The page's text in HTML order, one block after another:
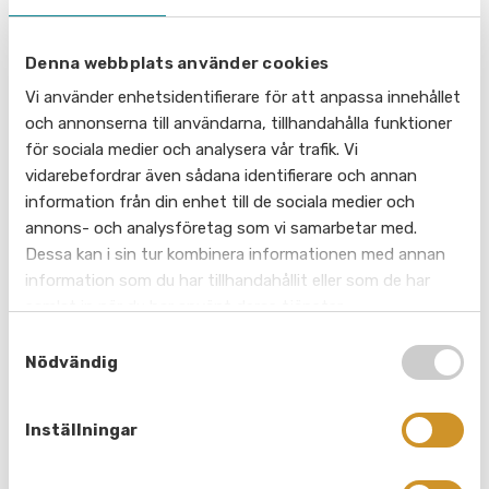
Denna webbplats använder cookies
Vi använder enhetsidentifierare för att anpassa innehållet
och annonserna till användarna, tillhandahålla funktioner
för sociala medier och analysera vår trafik. Vi
vidarebefordrar även sådana identifierare och annan
information från din enhet till de sociala medier och
annons- och analysföretag som vi samarbetar med.
Dessa kan i sin tur kombinera informationen med annan
information som du har tillhandahållit eller som de har
samlat in när du har använt deras tjänster.
Nödvändig
Inställningar
LÄS MER
Om Stockholms Spårvägar
Vi kan både spårväg och spårvagnar. Med